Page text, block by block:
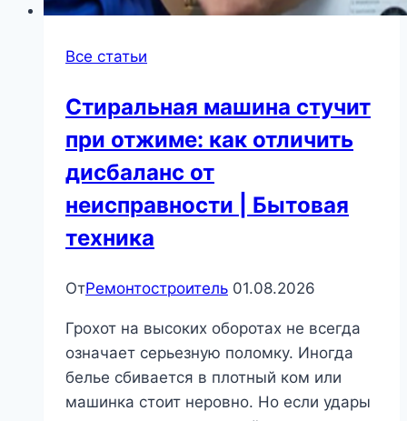
Все статьи
Стиральная машина стучит
при отжиме: как отличить
дисбаланс от
неисправности | Бытовая
техника
ОтРемонтостроитель 01.08.2026
Грохот на высоких оборотах не всегда
означает серьезную поломку. Иногда
белье сбивается в плотный ком или
машинка стоит неровно. Но если удары